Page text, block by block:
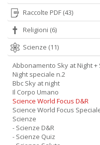
Raccolte PDF (43)
Religioni (6)
Scienze (11)
Abbonamento Sky at Night +
Night speciale n.2
Bbc Sky at night
Il Corpo Umano
Science World Focus D&R
Science World Focus
Scienze
- Scienze D&R
- Scienze Quiz